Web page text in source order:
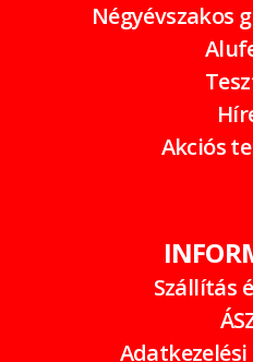
Négyévszakos
Akciós
Szállítás